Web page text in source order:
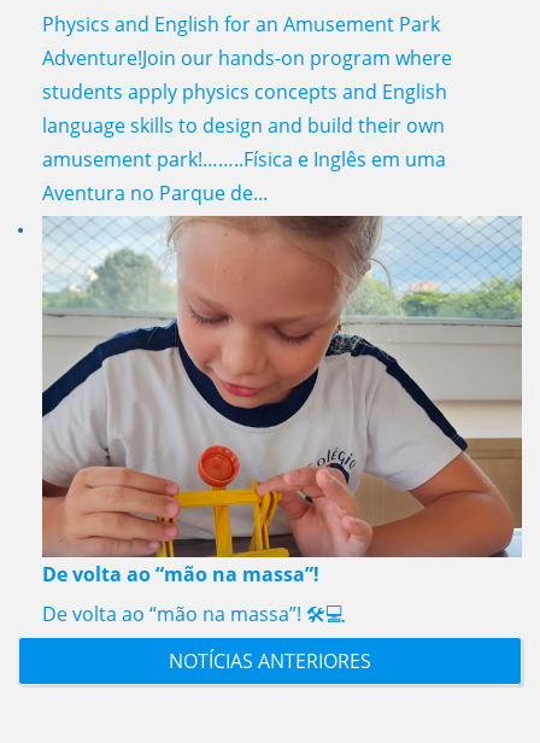
Physics and English for an Amusement Park
Adventure!Join our hands-on program where
students apply physics concepts and English
language skills to design and build their own
amusement park!……..Física e Inglês em uma
Aventura no Parque de...
De volta ao “mão na massa”!
De volta ao “mão na massa”! 🛠️💻
NOTÍCIAS ANTERIORES